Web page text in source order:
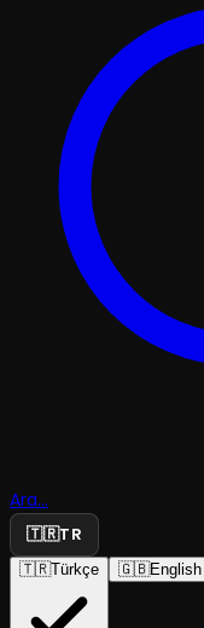
Ara...
🇹🇷TR
🇹🇷Türkçe 🇬🇧English